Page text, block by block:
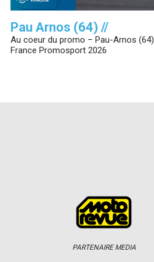
Pau Arnos (64) //
Au coeur du promo – Pau-Arnos
France Promosport 2026
PARTENAIRE MEDIA